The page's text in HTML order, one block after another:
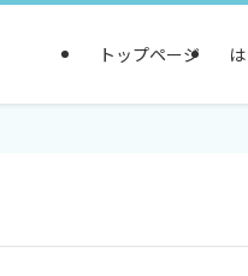
トップページ